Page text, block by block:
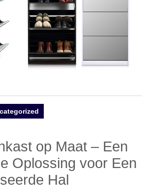
op Maat – Een
Oplossing voor Een
Hal